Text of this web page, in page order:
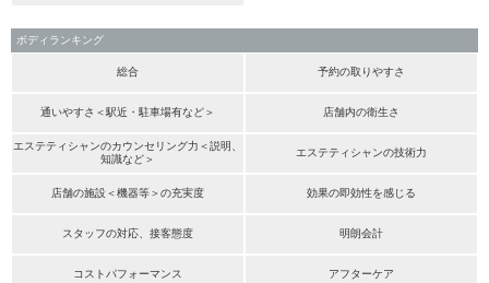
ボディランキング
総合 予約の取りやすさ
通いやすさ＜駅近・駐車場有など＞ 店舗内の衛生さ
エステティシャンのカウンセリング力＜説明、
知識など＞
エステティシャンの技術力
店舗の施設＜機器等＞の充実度 効果の即効性を感じる
スタッフの対応、接客態度 明朗会計
コストパフォーマンス アフターケア